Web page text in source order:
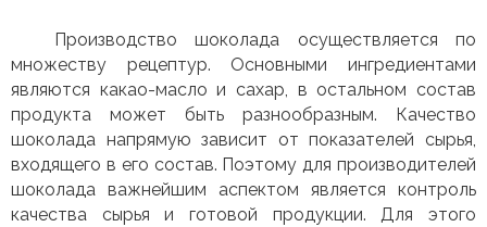
Производство шоколада осуществляется по
множеству рецептур. Основными ингредиентами
являются какао-масло и сахар, в остальном состав
продукта может быть разнообразным. Качество
шоколада напрямую зависит от показателей сырья,
входящего в его состав. Поэтому для производителей
шоколада важнейшим аспектом является контроль
качества сырья и готовой продукции. Для этого